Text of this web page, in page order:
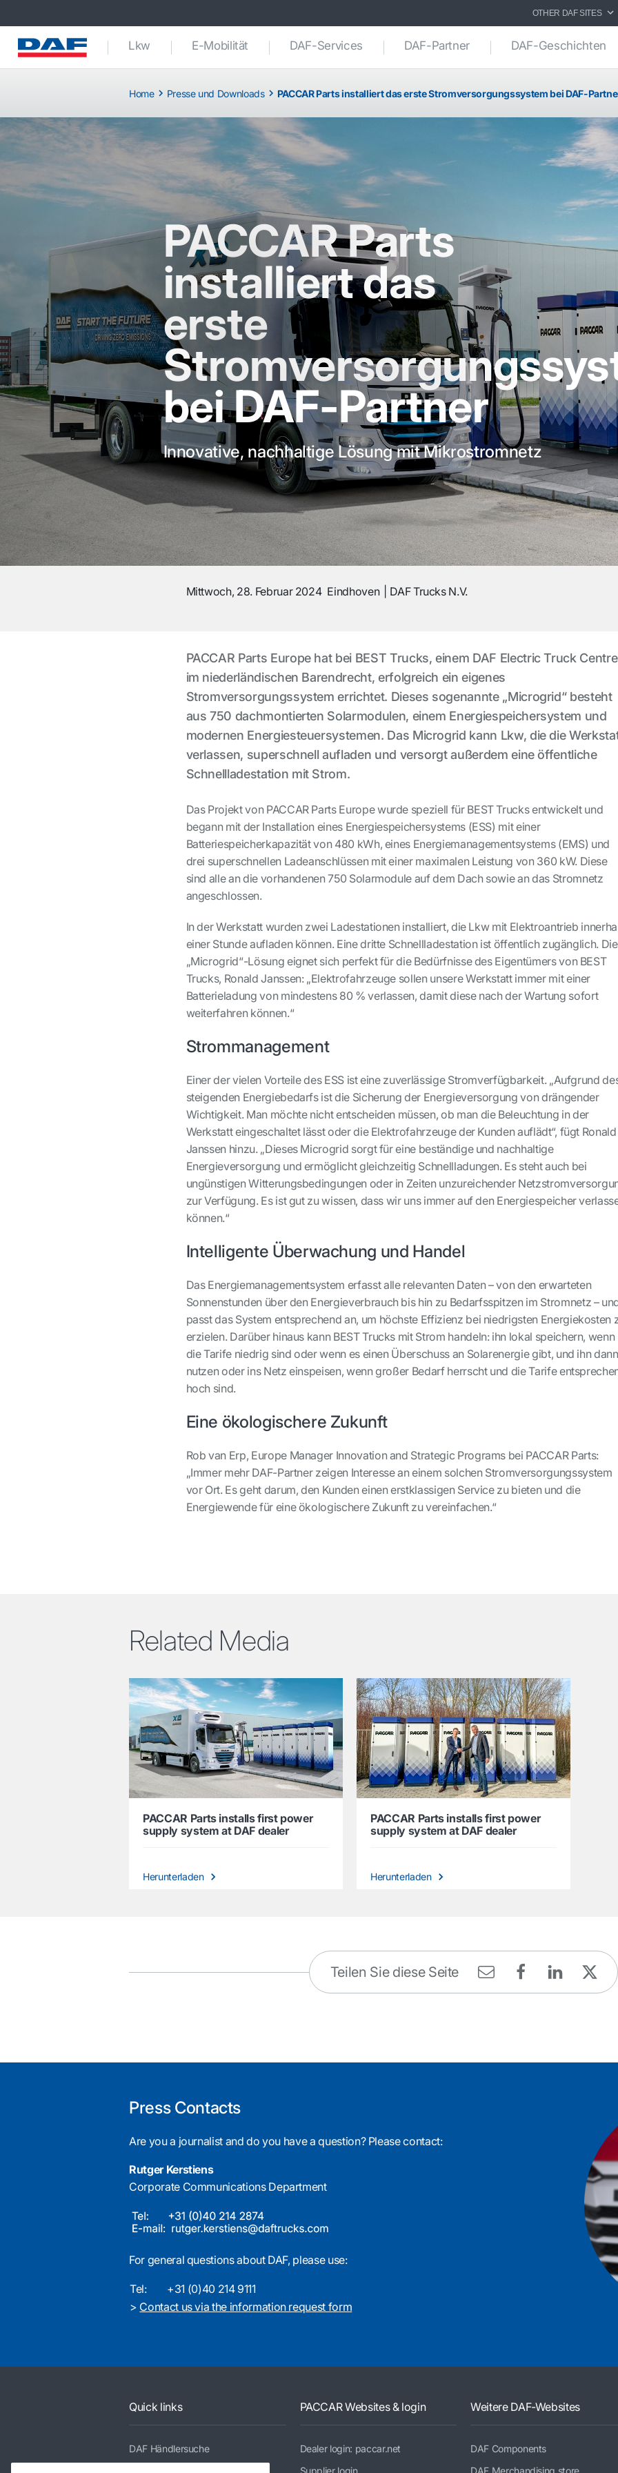
OTHER DAF SITES
Lkw E-Mobilität DAF-Services DAF-Partner DAF-Geschichten
Home Presse und Downloads PACCAR Parts installiert das erste Stromversorgungssystem bei DAF-
PACCAR Parts
installiert das
erste
bei DAF-Partner
Innovative, nachhaltige Lösung mit Mikrostromnetz
Mittwoch, 28. Februar 2024 Eindhoven DAF Trucks N.V.
PACCAR Parts Europe hat bei BEST Trucks, einem DAF Electric Truck Centre
im niederländischen Barendrecht, erfolgreich ein eigenes
Stromversorgungssystem errichtet. Dieses sogenannte „Microgrid“ besteht
aus 750 dachmontierten Solarmodulen, einem Energiespeichersystem und
modernen Energiesteuersystemen. Das Microgrid kann Lkw, die die
verlassen, superschnell aufladen und versorgt außerdem eine öffentliche
Schnellladestation mit Strom.
Das Projekt von PACCAR Parts Europe wurde speziell für BEST Trucks entwickelt und
begann mit der Installation eines Energiespeichersystems (ESS) mit einer
Batteriespeicherkapazität von 480 kWh, eines Energiemanagementsystems (EMS) und
drei superschnellen Ladeanschlüssen mit einer maximalen Leistung von 360 kW. Diese
sind alle an die vorhandenen 750 Solarmodule auf dem Dach sowie an das Stromnetz
angeschlossen.
In der Werkstatt wurden zwei Ladestationen installiert, die Lkw mit Elektroantrieb
einer Stunde aufladen können. Eine dritte Schnellladestation ist öffentlich zugänglich. Die
„Microgrid“-Lösung eignet sich perfekt für die Bedürfnisse des Eigentümers von BEST
Trucks, Ronald Janssen: „Elektrofahrzeuge sollen unsere Werkstatt immer mit einer
Batterieladung von mindestens 80 % verlassen, damit diese nach der Wartung sofort
weiterfahren können.“
Strommanagement
Einer der vielen Vorteile des ESS ist eine zuverlässige Stromverfügbarkeit. „Aufgrund
steigenden Energiebedarfs ist die Sicherung der Energieversorgung von drängender
Wichtigkeit. Man möchte nicht entscheiden müssen, ob man die Beleuchtung in der
Werkstatt eingeschaltet lässt oder die Elektrofahrzeuge der Kunden auflädt“, fügt Ronald
Janssen hinzu. „Dieses Microgrid sorgt für eine beständige und nachhaltige
Energieversorgung und ermöglicht gleichzeitig Schnellladungen. Es steht auch bei
ungünstigen Witterungsbedingungen oder in Zeiten unzureichender
zur Verfügung. Es ist gut zu wissen, dass wir uns immer auf den Energiespeicher
können.“
Intelligente Überwachung und Handel
Das Energiemanagementsystem erfasst alle relevanten Daten – von den erwarteten
Sonnenstunden über den Energieverbrauch bis hin zu Bedarfsspitzen im Stromnetz –
passt das System entsprechend an, um höchste Effizienz bei niedrigsten Energiekosten
erzielen. Darüber hinaus kann BEST Trucks mit Strom handeln: ihn lokal speichern, wenn
die Tarife niedrig sind oder wenn es einen Überschuss an Solarenergie gibt, und ihn dann
nutzen oder ins Netz einspeisen, wenn großer Bedarf herrscht und die Tarife
hoch sind.
Eine ökologischere Zukunft
Rob van Erp, Europe Manager Innovation and Strategic Programs bei PACCAR Parts:
„Immer mehr DAF-Partner zeigen Interesse an einem solchen Stromversorgungssystem
vor Ort. Es geht darum, den Kunden einen erstklassigen Service zu bieten und die
Energiewende für eine ökologischere Zukunft zu vereinfachen.“
Related Media
PACCAR Parts installs first power
supply system at DAF dealer
Herunterladen
PACCAR Parts installs first power
supply system at DAF dealer
Herunterladen
Teilen Sie diese Seite
Press Contacts
Are you a journalist and do you have a question? Please contact:
Rutger Kerstiens
Corporate Communications Department
For general questions about DAF, please use:
Tel:
+31 (0)40 214 9111
> Contact us via the information request form
Quick links
DAF Händlersuche
PACCAR Websites & login
Dealer login: paccar.net
Weitere DAF-Websites
DAF Components